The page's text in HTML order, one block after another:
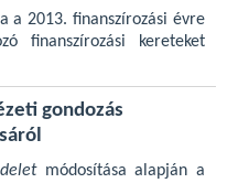
a 2013. finanszírozási évre
finanszírozási kereteket
gondozás
módosítása alapján a